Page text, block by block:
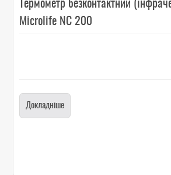
Термометр безконтактний
Microlife NC 200
Докладніше